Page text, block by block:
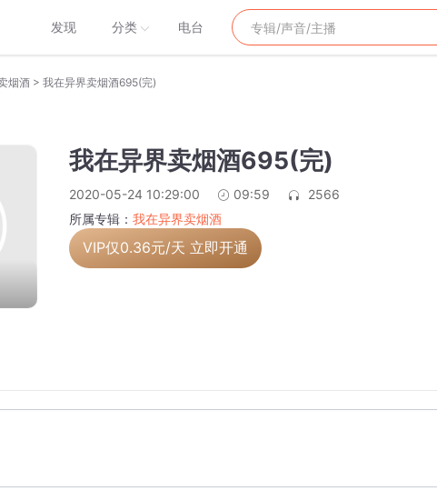
发现 分类 电台
烟酒 > 我在异界卖烟酒695(完)
我在异界卖烟酒695(完)
2020-05-24 10:29:00 09:59
2566
所属专辑： 我在异界卖烟酒
VIP仅0.36元/天 立即开通